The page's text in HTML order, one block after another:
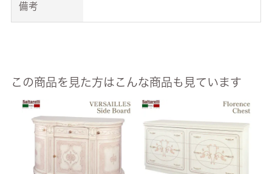
備考
この商品を見た方はこんな商品も見ています